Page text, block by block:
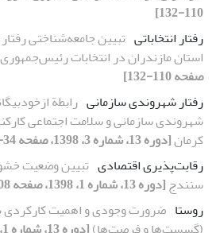
110-132]
رفتار انتخاباتی تبیین جامعه‌شناختی
استان مازندران در انتخابات رئیس‌جمهوری
صفحه 110-132]
رفتار شهروندی سازمانی رابطة
شهروندی سازمانی و سلامت اجتماعی
کرمان[دوره 13، شماره 3، 1398، صفحه 34-56]
رقابت‌پذیری اقتصادی تبیین وضعیت
سنندج[دوره 13، شماره 1، 1398، صفحه 108-132]
روستا ضرورت وجودی و اهمیت کارکردی